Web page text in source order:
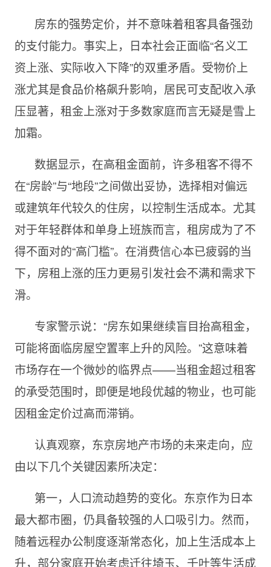
房东的强势定价，并不意味着租客具备强劲
的支付能力。事实上，日本社会正面临“名义工
资上涨、实际收入下降”的双重矛盾。受物价上
涨尤其是食品价格飙升影响，居民可支配收入承
压显著，租金上涨对于多数家庭而言无疑是雪上
加霜。
数据显示，在高租金面前，许多租客不得不
在“房龄”与“地段”之间做出妥协，选择相对偏远
或建筑年代较久的住房，以控制生活成本。尤其
对于年轻群体和单身上班族而言，租房成为了不
得不面对的“高门槛”。在消费信心本已疲弱的当
下，房租上涨的压力更易引发社会不满和需求下
滑。
专家警示说：“房东如果继续盲目抬高租金，
可能将面临房屋空置率上升的风险。”这意味着
市场存在一个微妙的临界点——当租金超过租客
的承受范围时，即便是地段优越的物业，也可能
因租金定价过高而滞销。
认真观察，东京房地产市场的未来走向，应
由以下几个关键因素所决定：
第一，人口流动趋势的变化。东京作为日本
最大都市圈，仍具备较强的人口吸引力。然而，
随着远程办公制度逐渐常态化，加上生活成本上
升，部分家庭开始考虑迁往埼玉、千叶等生活成